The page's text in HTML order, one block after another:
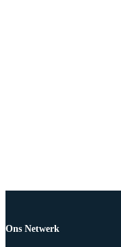
Ons Netwerk